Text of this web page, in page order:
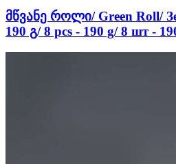
მწვანე როლი/ Green Roll/
190 გ/ 8 pcs - 190 g/ 8 шт -